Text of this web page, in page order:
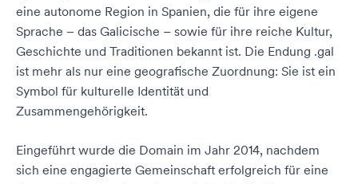
eine autonome Region in Spanien, die für ihre eigene
Sprache – das Galicische – sowie für ihre reiche Kultur,
Geschichte und Traditionen bekannt ist. Die Endung .gal
ist mehr als nur eine geografische Zuordnung: Sie ist ein
Symbol für kulturelle Identität und
Zusammengehörigkeit.
Eingeführt wurde die Domain im Jahr 2014, nachdem
sich eine engagierte Gemeinschaft erfolgreich für eine